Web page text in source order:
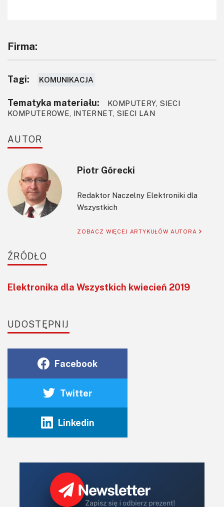
Firma:
Tagi: KOMUNIKACJA
Tematyka materiału:
KOMPUTERY, SIECI
KOMPUTEROWE, INTERNET, SIECI LAN
AUTOR
Piotr Górecki
Redaktor Naczelny Elektroniki dla
Wszystkich
ZOBACZ WIĘCEJ ARTYKUŁÓW AUTORA
ŹRÓDŁO
Elektronika dla Wszystkich kwiecień 2019
UDOSTĘPNIJ
Facebook
Twitter
Linkedin